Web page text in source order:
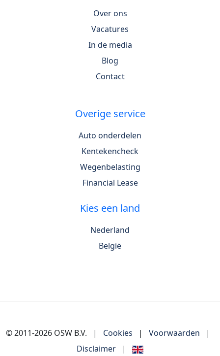
Over ons
Vacatures
In de media
Blog
Contact
Overige service
Auto onderdelen
Kentekencheck
Wegenbelasting
Financial Lease
Kies een land
Nederland
België
© 2011-2026 OSW B.V. | Cookies | Voorwaarden
|
Disclaimer
|